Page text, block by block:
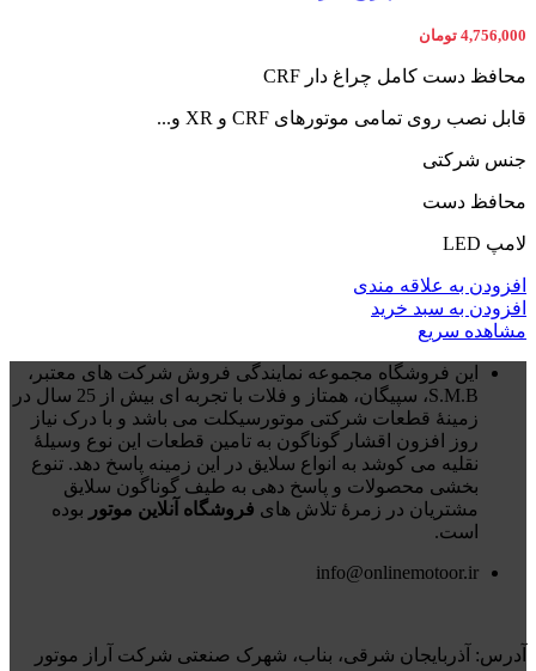
4,756,000 تومان
محافظ دست کامل چراغ دار CRF
قابل نصب روی تمامی موتورهای CRF و XR و...
جنس شرکتی
محافظ دست
لامپ LED
افزودن به علاقه مندی
افزودن به سبد خرید
مشاهده سریع
این فروشگاه مجموعه نمایندگی فروش شرکت های معتبر،
S.M.B، سپیگان، همتاز و فلات با تجربه ای بیش از 25 سال در
زمینۀ قطعات شرکتی موتورسیکلت می باشد و با درک نیاز
روز افزون اقشار گوناگون به تامین قطعات این نوع وسیلۀ
نقلیه می کوشد به انواع سلایق در این زمینه پاسخ دهد. تنوع
بخشی محصولات و پاسخ دهی به طیف گوناگون سلایق
مشتریان در زمرۀ تلاش های فروشگاه آنلاین موتور بوده
است.
info@onlinemotoor.ir
آدرس: آذربایجان شرقی، بناب، شهرک صنعتی شرکت آراز موتور